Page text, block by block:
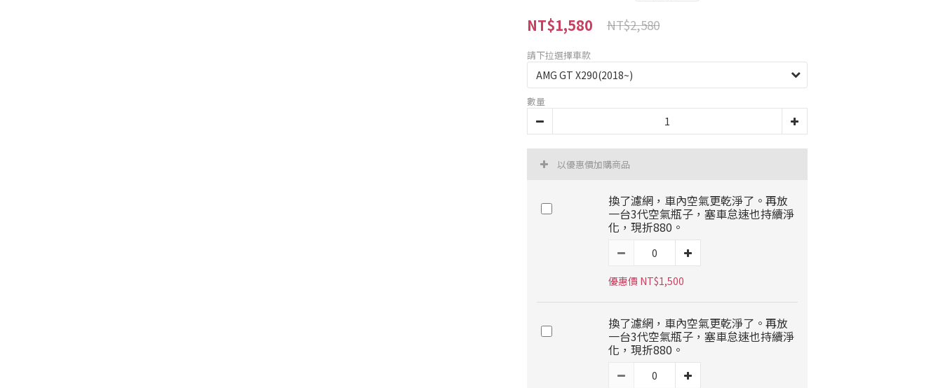
NT$1,580 NT$2,580
請下拉選擇車款
數量
以優惠價加購商品
換了濾網，車內空氣更乾淨了。再放
一台3代空氣瓶子，塞車怠速也持續淨
化，現折880。
優惠價 NT$1,500
換了濾網，車內空氣更乾淨了。再放
一台3代空氣瓶子，塞車怠速也持續淨
化，現折880。